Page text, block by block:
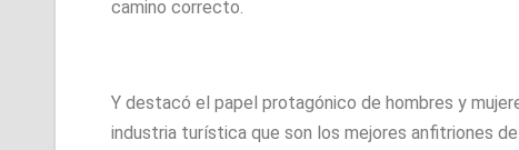
camino correcto.
Y destacó el papel protagónico de hombres y
industria turística que son los mejores anfitriones